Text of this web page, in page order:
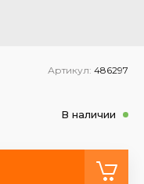
Артикул: 486297
В наличии